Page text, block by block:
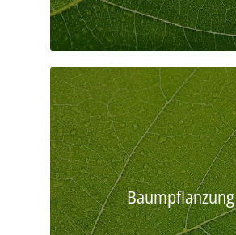
Baumpflanzung